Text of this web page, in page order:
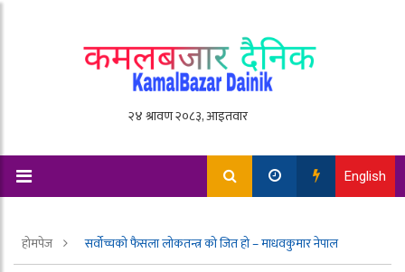
English
होमपेज सर्वोच्चको फैसला लोकतन्त्र को जित हो – माधवकुमार नेपाल